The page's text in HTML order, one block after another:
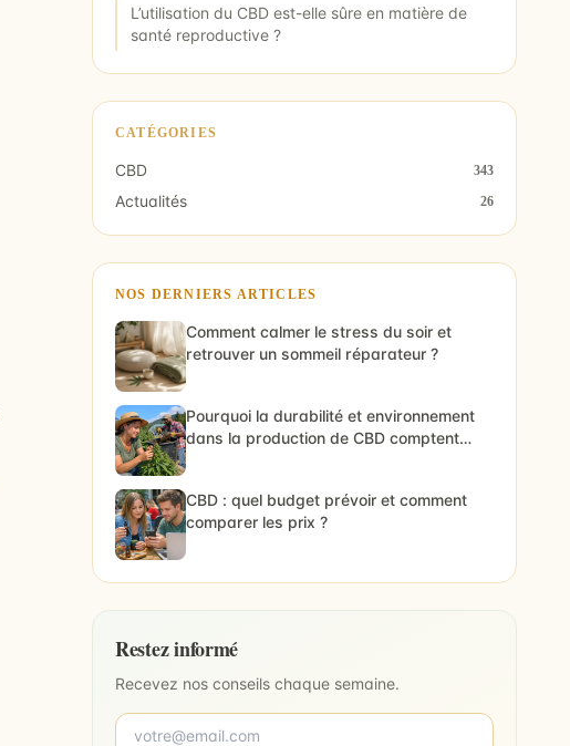
L’utilisation du CBD est-elle sûre en matière de
santé reproductive ?
CATÉGORIES
CBD 343
Actualités 26
NOS DERNIERS ARTICLES
Comment calmer le stress du soir et
retrouver un sommeil réparateur ?
Pourquoi la durabilité et environnement
dans la production de CBD comptent
CBD : quel budget prévoir et comment
comparer les prix ?
Restez informé
Recevez nos conseils chaque semaine.